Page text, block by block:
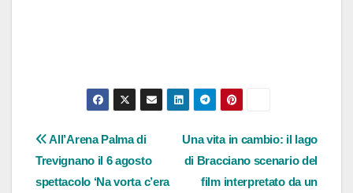
Navigazione
articoli
Una vita in cambio: il lago
di Bracciano scenario del
film interpretato da un
All’Arena Palma di
Trevignano il 6 agosto
spettacolo ‘Na vorta c’era